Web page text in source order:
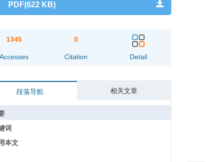
PDF(622 KB)
1345
Accesses
0
Citation Detail
段落导航 相关文章
词
本文